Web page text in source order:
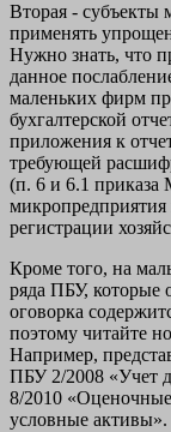
Вторая - субъекты
применять
Нужно знать, что
данное
маленьких фирм
бухгалтерской
приложения к
требующей
(п. 6 и 6.1
микропредприятия
регистрации
Кроме того, на
ряда ПБУ, которые
оговорка
поэтому читайте
Например,
ПБУ 2/2008 «Учет
8/2010 «Оценочные
условные активы».